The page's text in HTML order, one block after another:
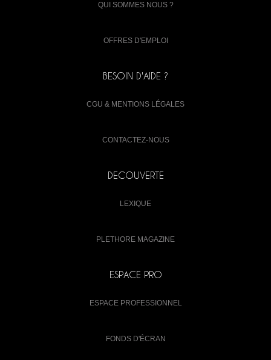
QUI SOMMES NOUS ?
OFFRES D'EMPLOI
BESOIN D'AIDE ?
CGU & MENTIONS LÉGALES
CONTACTEZ-NOUS
DECOUVERTE
LEXIQUE
PLETHORE MAGAZINE
ESPACE PRO
ESPACE PROFESSIONNEL
FONDS D'ÉCRAN